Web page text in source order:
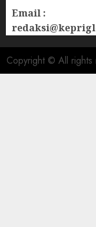
Email :
Copyright © All rights